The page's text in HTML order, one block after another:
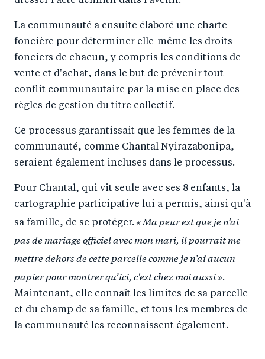
La communauté a ensuite élaboré une charte
foncière pour déterminer elle-même les droits
fonciers de chacun, y compris les conditions de
vente et d'achat, dans le but de prévenir tout
conflit communautaire par la mise en place des
règles de gestion du titre collectif.
Ce processus garantissait que les femmes de la
communauté, comme Chantal Nyirazabonipa,
seraient également incluses dans le processus.
Pour Chantal, qui vit seule avec ses 8 enfants, la
cartographie participative lui a permis, ainsi qu'à
sa famille, de se protéger. « Ma peur est que je n’ai
pas de mariage officiel avec mon mari, il pourrait me
mettre dehors de cette parcelle comme je n’ai aucun
papier pour montrer qu’ici, c'est chez moi aussi ».
Maintenant, elle connaît les limites de sa parcelle
et du champ de sa famille, et tous les membres de
la communauté les reconnaissent également.